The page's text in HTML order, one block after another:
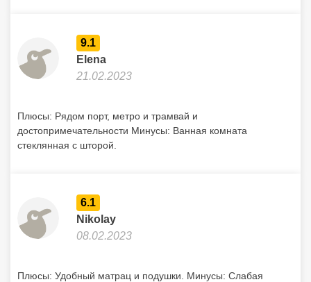
9.1
Elena
21.02.2023
Плюсы: Рядом порт, метро и трамвай и
достопримечательности Минусы: Ванная комната
стеклянная с шторой.
6.1
Nikolay
08.02.2023
Плюсы: Удобный матрац и подушки. Минусы: Слабая